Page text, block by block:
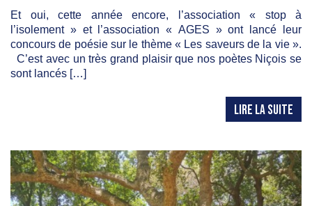
Et oui, cette année encore, l’association « stop à
l’isolement » et l’association « AGES » ont lancé leur
concours de poésie sur le thème « Les saveurs de la vie ».
C’est avec un très grand plaisir que nos poètes Niçois se
sont lancés […]
LIRE LA SUITE